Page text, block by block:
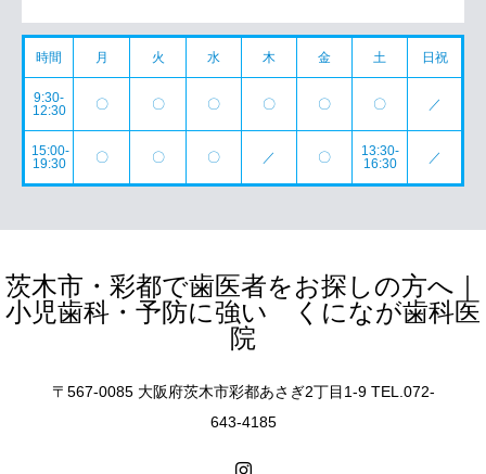
時間 月 火 水 木 金 土 日祝
9:30-
12:30
〇 〇 〇 〇 〇 〇 ／
15:00-
19:30
〇 〇 〇 ／ 〇
13:30-
16:30
／
茨木市・彩都で歯医者をお探しの方へ｜
小児歯科・予防に強い くになが歯科医
院
〒567-0085 大阪府茨木市彩都あさぎ2丁目1-9 TEL.072-
643-4185